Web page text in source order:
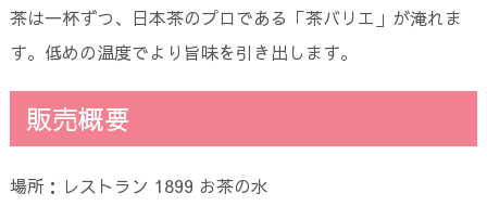
茶は一杯ずつ、日本茶のプロである「茶バリエ」が淹れま
す。低めの温度でより旨味を引き出します。
販売概要
場所：レストラン 1899 お茶の水